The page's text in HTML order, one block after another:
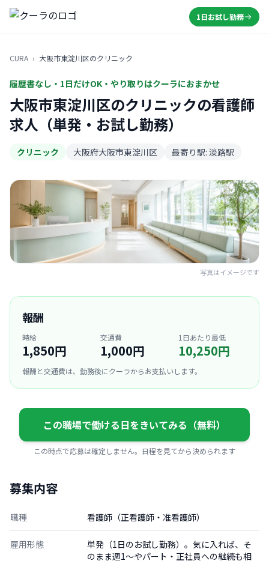
1日お試し勤務
CURA › 大阪市東淀川区のクリニック
履歴書なし・1日だけOK・やり取りはクーラにおまかせ
大阪市東淀川区のクリニックの看護師
求人（単発・お試し勤務）
クリニック 大阪府大阪市東淀川区 最寄り駅: 淡路駅
写真はイメージです
報酬
時給
1,850円
交通費
1,000円
1日あたり最低
10,250円
報酬と交通費は、勤務後にクーラからお支払いします。
この職場で働ける日をきいてみる（無料）
この時点で応募は確定しません。日程を見てから決められます
募集内容
職種 看護師（正看護師・准看護師）
雇用形態
単発（1日のお試し勤務）。気に入れば、そ
のまま週1〜やパート・正社員への継続も相